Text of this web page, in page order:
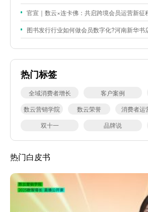
官宣｜数云×连卡佛：共启跨境会员运营新征程，
图书发行行业如何做会员数字化?河南新华书
热门标签
全域消费者增长 客户案例
数云营销学院
数云荣誉 消费者运
双十一
品牌说
热门白皮书